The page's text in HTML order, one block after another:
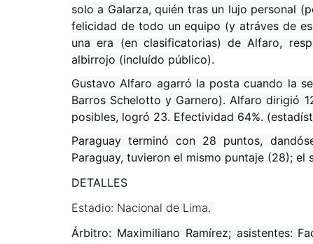
solo a Galarza, quién tras un lujo personal
felicidad de todo un equipo (y atráves de
una era (en clasificatorias) de Alfaro,
albirrojo (incluído público).
Gustavo Alfaro agarró la posta cuando la
Barros Schelotto y Garnero). Alfaro dirigió
posibles, logró 23. Efectividad 64%.
Paraguay terminó con 28 puntos,
Paraguay, tuvieron el mismo puntaje (28);
DETALLES
Estadio: Nacional de Lima.
Árbitro: Maximiliano Ramírez; asistentes: